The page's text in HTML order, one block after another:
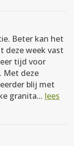
Beter kan het
deze week vast
tijd voor
Met deze
blij met
granita... lees